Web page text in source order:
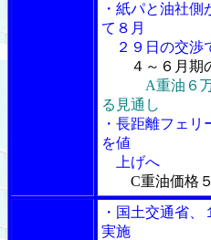
・紙パと油社
て８月
２９日の交渉
４～６月期
A重油６
る見通し
・長距離フェ
を値
上げへ
C重油価格
・国土交通省
実施